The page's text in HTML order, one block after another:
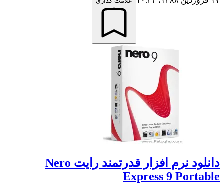
دانلود نرم افزار قدرتمند رایت Nero
Express 9 Portable